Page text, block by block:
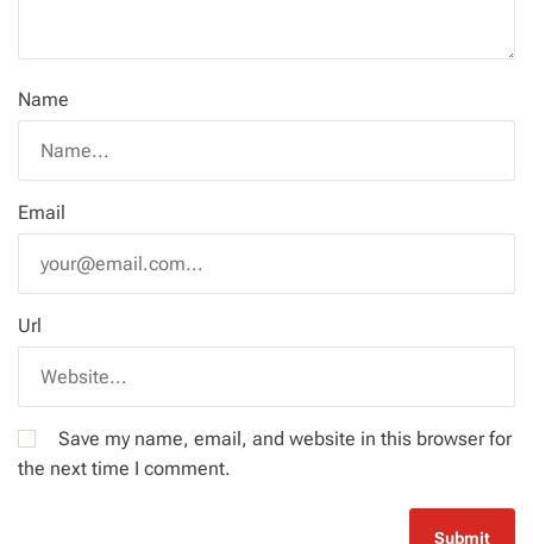
Name
Email
Url
Save my name, email, and website in this browser for
the next time I comment.